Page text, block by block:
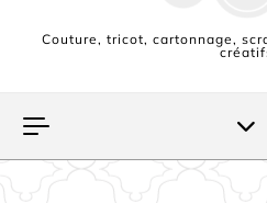
Couture, tricot, cartonnage,